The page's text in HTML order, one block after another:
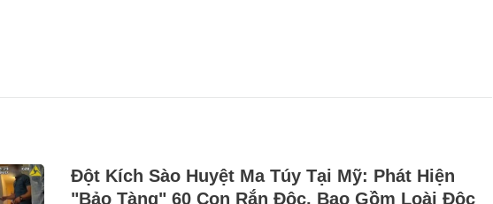
Đột Kích Sào Huyệt Ma Túy Tại Mỹ: Phát Hiện
"Bảo Tàng" 60 Con Rắn Độc, Bao Gồm Loài Độc